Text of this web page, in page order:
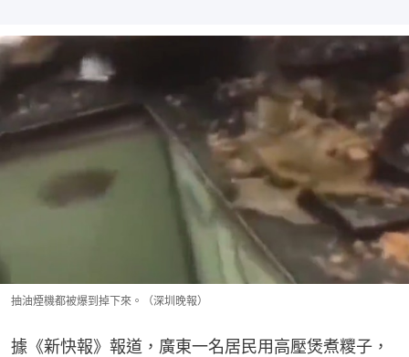
抽油煙機都被爆到掉下來。（深圳晚報）
據《新快報》報道，廣東一名居民用高壓煲煮糭子，